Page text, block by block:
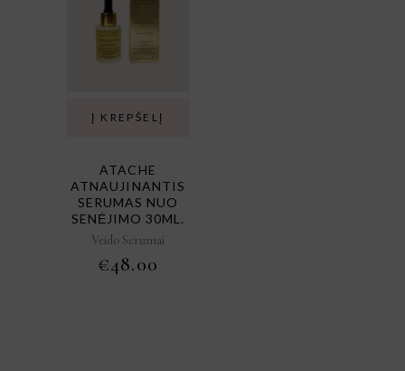
Į KREPŠELĮ
ATACHE
ATNAUJINANTIS
SERUMAS NUO
SENĖJIMO 30ML.
Veido Serumai
€48.00